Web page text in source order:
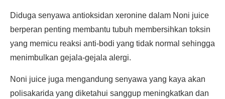
Diduga senyawa antioksidan xeronine dalam Noni juice
berperan penting membantu tubuh membersihkan toksin
yang memicu reaksi anti-bodi yang tidak normal sehingga
menimbulkan gejala-gejala alergi.
Noni juice juga mengandung senyawa yang kaya akan
polisakarida yang diketahui sanggup meningkatkan dan